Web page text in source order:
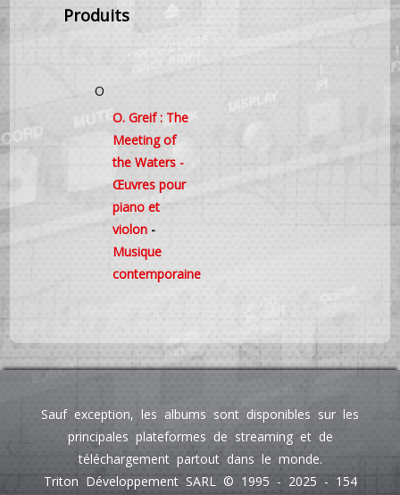
Produits
O
O. Greif : The
Meeting of
the Waters -
Œuvres pour
piano et
violon -
Musique
contemporaine
Sauf exception, les albums sont disponibles sur les
principales plateformes de streaming et de
téléchargement partout dans le monde.
Triton Développement SARL © 1995 - 2025 - 154